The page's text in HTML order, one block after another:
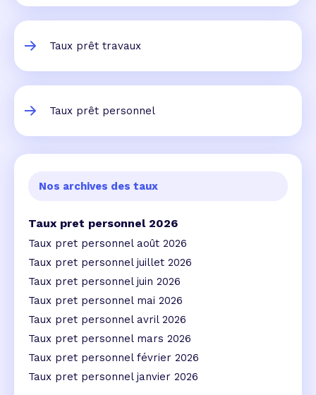
Taux prêt travaux
Taux prêt personnel
Nos archives des taux
Taux pret personnel 2026
Taux pret personnel août 2026
Taux pret personnel juillet 2026
Taux pret personnel juin 2026
Taux pret personnel mai 2026
Taux pret personnel avril 2026
Taux pret personnel mars 2026
Taux pret personnel février 2026
Taux pret personnel janvier 2026